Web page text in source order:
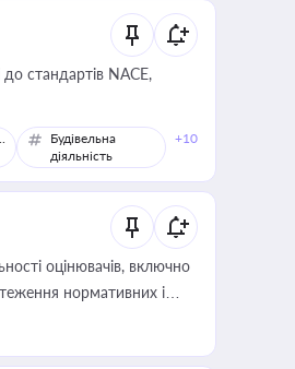
до стандартів NACE,
Торгівля
Будівельна
діяльність
+10
оцінювачів, включно
нормативних і